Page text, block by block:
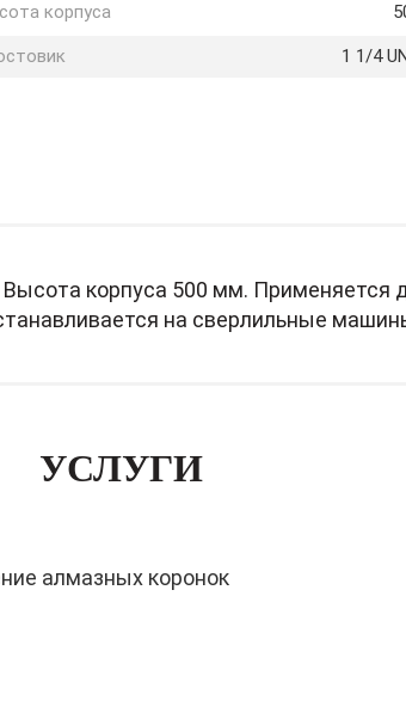
корпуса
1 1/4
корпуса 500 мм. Применяется
на сверлильные
УСЛУГИ
алмазных коронок